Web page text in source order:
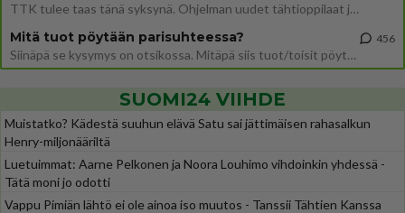
TTK tulee taas tänä syksynä. Ohjelman uudet tähtioppilaat julkistetaan torstaina 6. elokuuta klo 14 alkavassa lehdistö
Mitä tuot pöytään parisuhteessa?
Siinäpä se kysymys on otsikossa. Mitäpä siis tuot/toisit pöytään parisuhteessa? Oletko mies vai nainen? Koetko sen mitä
456
SUOMI24 VIIHDE
Muistatko? Kädestä suuhun elävä Satu sai jättimäisen rahasalkun
Henry-miljonääriltä
Luetuimmat: Aarne Pelkonen ja Noora Louhimo vihdoinkin yhdessä -
Tätä moni jo odotti
Vappu Pimiän lähtö ei ole ainoa iso muutos - Tanssii Tähtien Kanssa